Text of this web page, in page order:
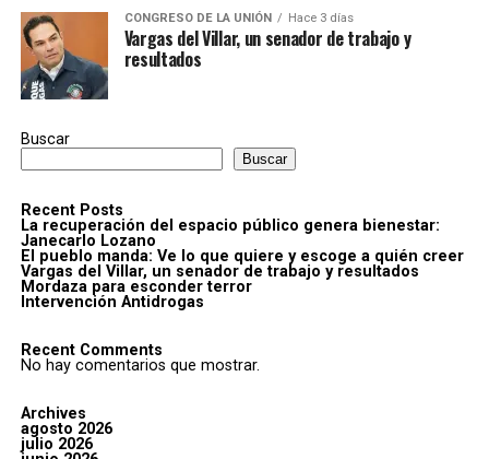
CONGRESO DE LA UNIÓN Hace 3 días
Vargas del Villar, un senador de trabajo y
resultados
Buscar
Buscar
Recent Posts
La recuperación del espacio público genera bienestar:
Janecarlo Lozano
El pueblo manda: Ve lo que quiere y escoge a quién creer
Vargas del Villar, un senador de trabajo y resultados
Mordaza para esconder terror
Intervención Antidrogas
Recent Comments
No hay comentarios que mostrar.
Archives
agosto 2026
julio 2026